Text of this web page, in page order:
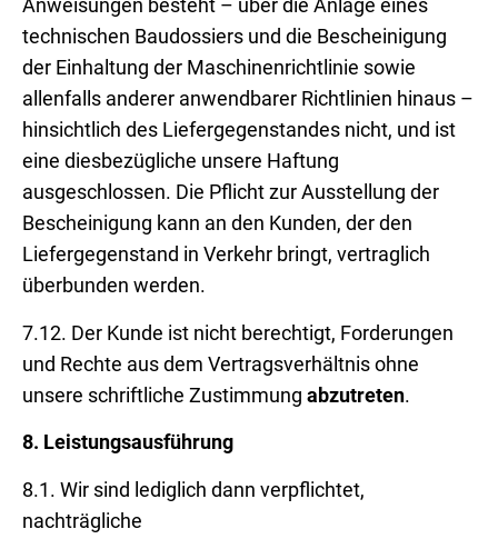
Anweisungen besteht – über die Anlage eines
technischen Baudossiers und die Bescheinigung
der Einhaltung der Maschinenrichtlinie sowie
allenfalls anderer anwendbarer Richtlinien hinaus –
hinsichtlich des Liefergegenstandes nicht, und ist
eine diesbezügliche unsere Haftung
ausgeschlossen. Die Pflicht zur Ausstellung der
Bescheinigung kann an den Kunden, der den
Liefergegenstand in Verkehr bringt, vertraglich
überbunden werden.
7.12. Der Kunde ist nicht berechtigt, Forderungen
und Rechte aus dem Vertragsverhältnis ohne
unsere schriftliche Zustimmung abzutreten.
8. Leistungsausführung
8.1. Wir sind lediglich dann verpflichtet,
nachträgliche